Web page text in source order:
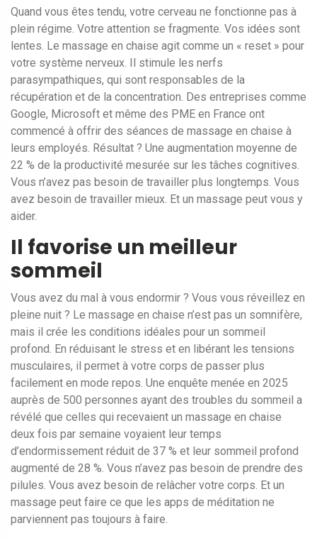
Quand vous êtes tendu, votre cerveau ne fonctionne pas à
plein régime. Votre attention se fragmente. Vos idées sont
lentes. Le massage en chaise agit comme un « reset » pour
votre système nerveux. Il stimule les nerfs
parasympathiques, qui sont responsables de la
récupération et de la concentration. Des entreprises comme
Google, Microsoft et même des PME en France ont
commencé à offrir des séances de massage en chaise à
leurs employés. Résultat ? Une augmentation moyenne de
22 % de la productivité mesurée sur les tâches cognitives.
Vous n’avez pas besoin de travailler plus longtemps. Vous
avez besoin de travailler mieux. Et un massage peut vous y
aider.
Il favorise un meilleur
sommeil
Vous avez du mal à vous endormir ? Vous vous réveillez en
pleine nuit ? Le massage en chaise n’est pas un somnifère,
mais il crée les conditions idéales pour un sommeil
profond. En réduisant le stress et en libérant les tensions
musculaires, il permet à votre corps de passer plus
facilement en mode repos. Une enquête menée en 2025
auprès de 500 personnes ayant des troubles du sommeil a
révélé que celles qui recevaient un massage en chaise
deux fois par semaine voyaient leur temps
d’endormissement réduit de 37 % et leur sommeil profond
augmenté de 28 %. Vous n’avez pas besoin de prendre des
pilules. Vous avez besoin de relâcher votre corps. Et un
massage peut faire ce que les apps de méditation ne
parviennent pas toujours à faire.